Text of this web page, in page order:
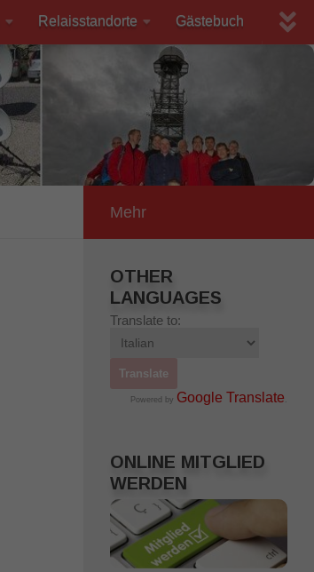
Relaisstandorte Gästebuch
Mehr
OTHER
LANGUAGES
Translate to:
Powered by Google Translate .
ONLINE MITGLIED
WERDEN